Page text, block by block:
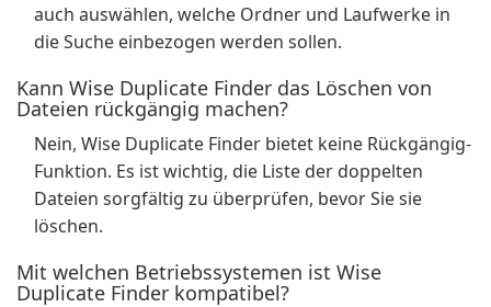
auch auswählen, welche Ordner und Laufwerke in
die Suche einbezogen werden sollen.
Kann Wise Duplicate Finder das Löschen von
Dateien rückgängig machen?
Nein, Wise Duplicate Finder bietet keine Rückgängig-
Funktion. Es ist wichtig, die Liste der doppelten
Dateien sorgfältig zu überprüfen, bevor Sie sie
löschen.
Mit welchen Betriebssystemen ist Wise
Duplicate Finder kompatibel?